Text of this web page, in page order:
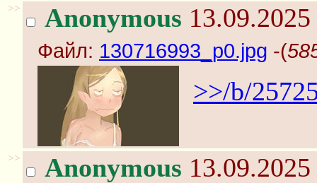
>> Anonymous
Файл: 130716993_p0.jpg -(
>>/b/
>> Anonymous